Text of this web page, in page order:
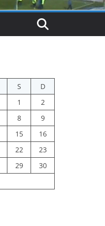
S
D
1
2
8
9
15
16
22
23
29
30